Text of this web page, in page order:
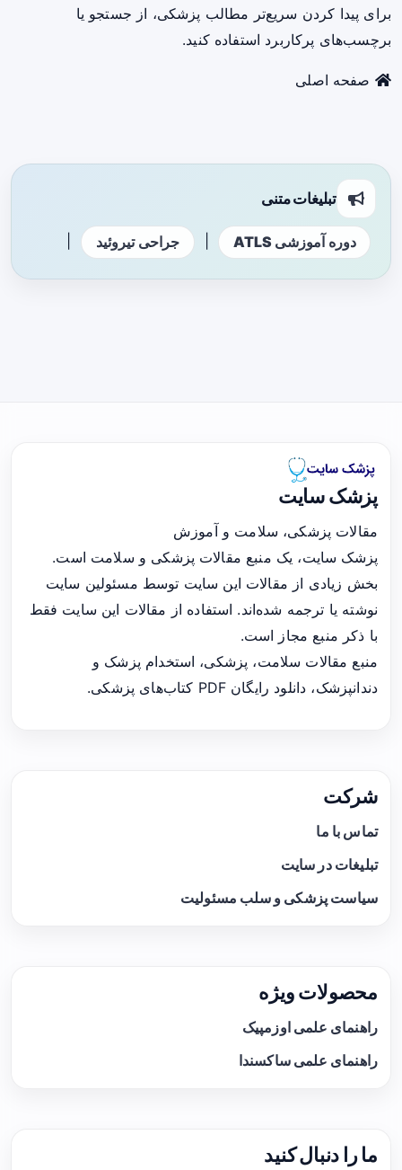
برای پیدا کردن سریع‌تر مطالب پزشکی، از جستجو یا
برچسب‌های پرکاربرد استفاده کنید.
صفحه اصلی
تبلیغات متنی
دوره آموزشی ATLS جراحی تیروئید
پزشک سایت
مقالات پزشکی، سلامت و آموزش
پزشک سایت، یک منبع مقالات پزشکی و سلامت است.
بخش زیادی از مقالات این سایت توسط مسئولین سایت
نوشته یا ترجمه شده‌اند. استفاده از مقالات این سایت فقط
با ذکر منبع مجاز است.
منبع مقالات سلامت، پزشکی، استخدام پزشک و
دندانپزشک، دانلود رایگان PDF کتاب‌های پزشکی.
شرکت
تماس با ما
تبلیغات در سایت
سیاست پزشکی و سلب مسئولیت
محصولات ویژه
راهنمای علمی اوزمپیک
راهنمای علمی ساکسندا
ما را دنبال کنید